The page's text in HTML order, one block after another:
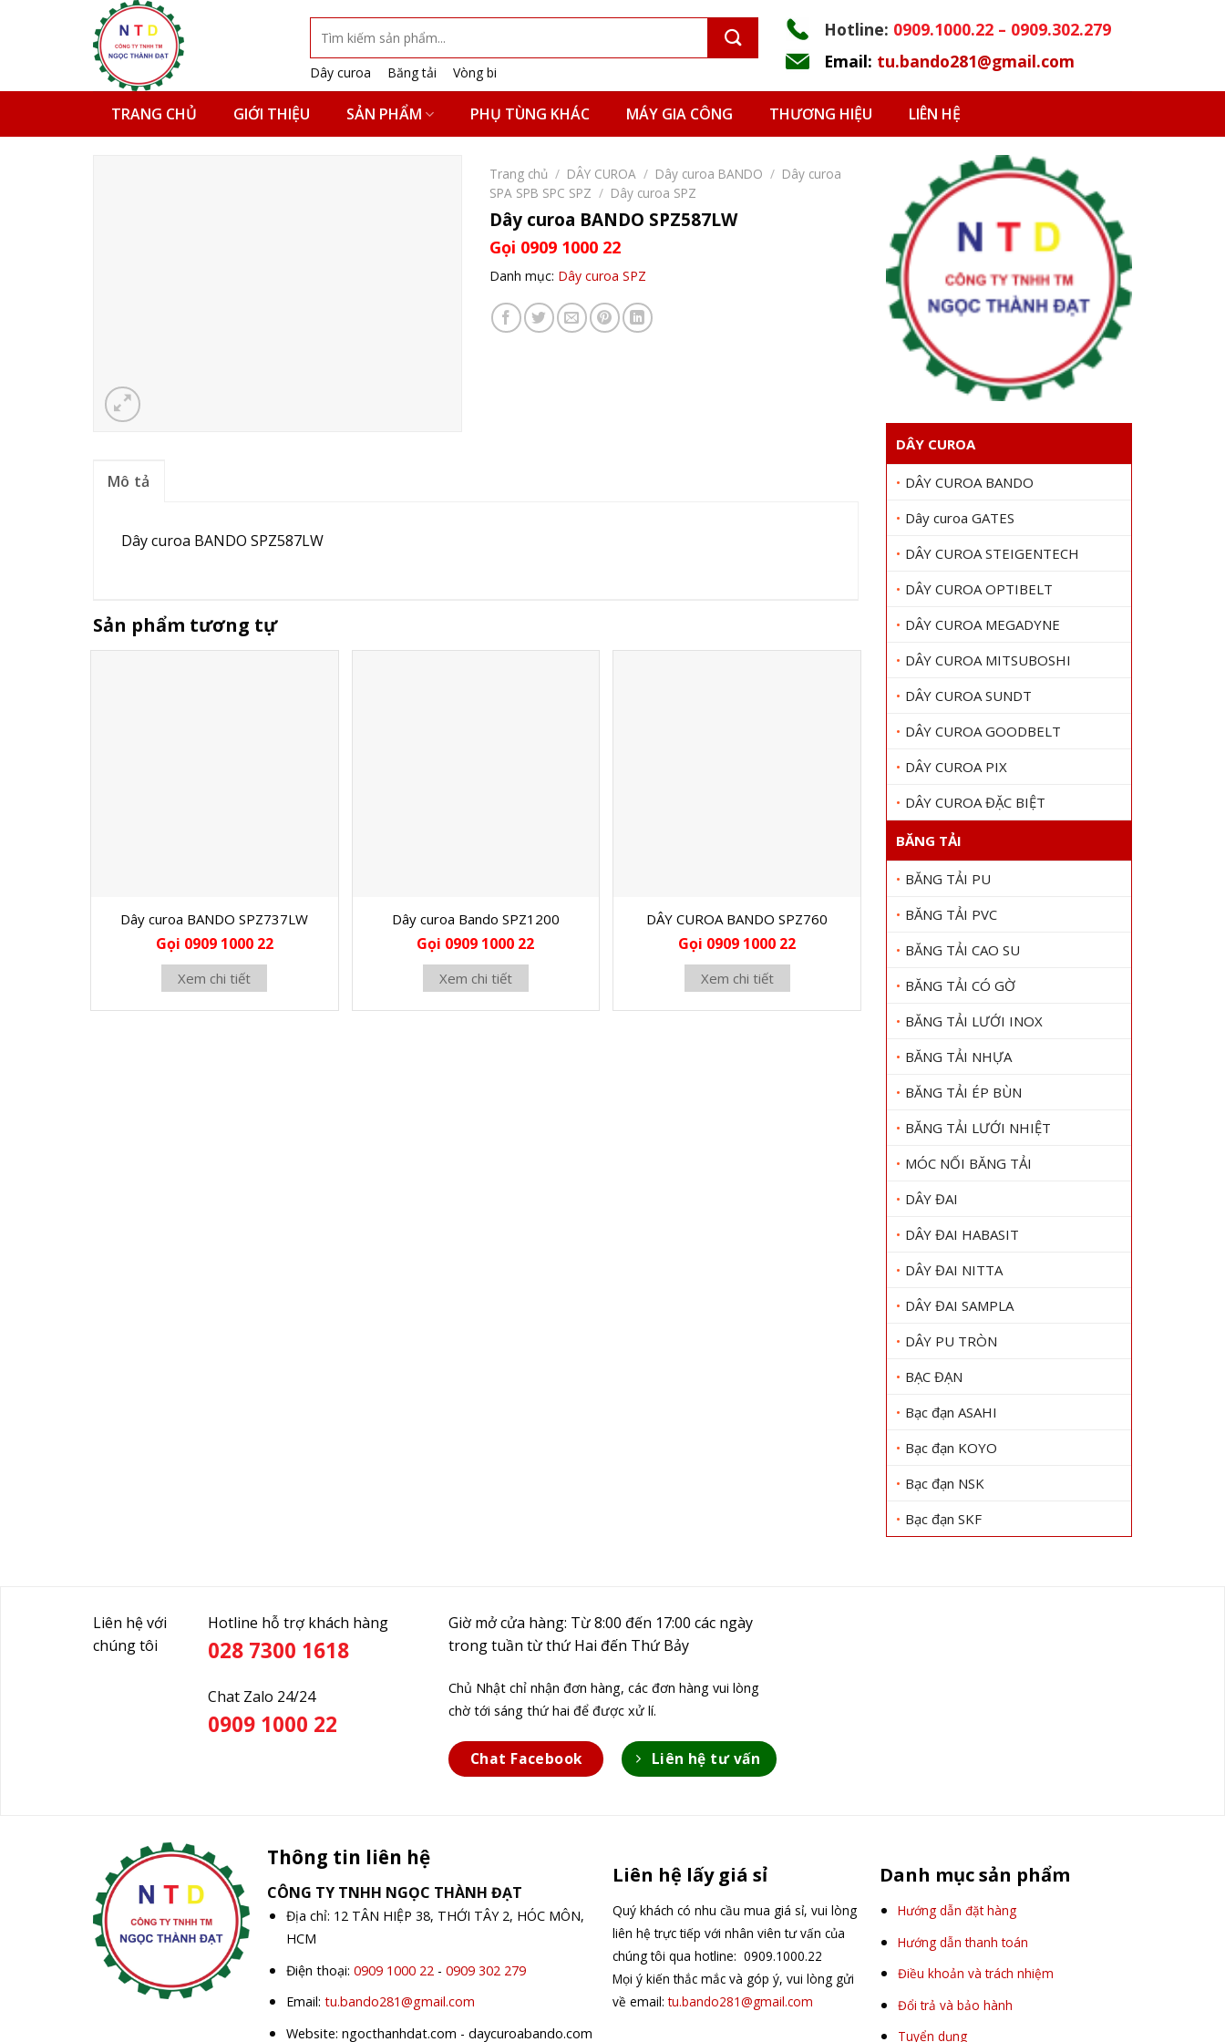
kiếm:
Dây curoa
Băng tải Vòng bi
Hotline: 0909.1000.22 – 0909.302.279
Email: tu.bando281@gmail.com
TRANG CHỦ GIỚI THIỆU SẢN PHẨM PHỤ TÙNG KHÁC MÁY GIA CÔNG THƯƠNG HIỆU LIÊN HỆ
DÂY CUROA
DÂY CUROA BANDO
Dây curoa GATES
DÂY CUROA STEIGENTECH
DÂY CUROA OPTIBELT
DÂY CUROA MEGADYNE
DÂY CUROA MITSUBOSHI
DÂY CUROA SUNDT
DÂY CUROA GOODBELT
DÂY CUROA PIX
DÂY CUROA ĐẶC BIỆT
BĂNG TẢI
BĂNG TẢI PU
BĂNG TẢI PVC
BĂNG TẢI CAO SU
BĂNG TẢI CÓ GỜ
BĂNG TẢI LƯỚI INOX
BĂNG TẢI NHỰA
BĂNG TẢI ÉP BÙN
BĂNG TẢI LƯỚI NHIỆT
MÓC NỐI BĂNG TẢI
DÂY ĐAI
DÂY ĐAI HABASIT
DÂY ĐAI NITTA
DÂY ĐAI SAMPLA
DÂY PU TRÒN
BẠC ĐẠN
Bạc đạn ASAHI
Bạc đạn KOYO
Bạc đạn NSK
Bạc đạn SKF
Trang chủ / DÂY CUROA / Dây curoa BANDO / Dây curoa
SPA SPB SPC SPZ / Dây curoa SPZ
Dây curoa BANDO SPZ587LW
Gọi 0909 1000 22
Danh mục: Dây curoa SPZ
Mô tả
Dây curoa BANDO SPZ587LW
Sản phẩm tương tự
Dây curoa BANDO SPZ737LW
Gọi 0909 1000 22
Xem chi tiết
Dây curoa Bando SPZ1200
Gọi 0909 1000 22
Xem chi tiết
DÂY CUROA BANDO SPZ760
Gọi 0909 1000 22
Xem chi tiết
DÂY CUROA BANDO SPZ2100
Gọi 0909 1000 22
Xem chi tiết
Liên hệ với
chúng tôi
Hotline hỗ trợ khách hàng
028 7300 1618
Chat Zalo 24/24
0909 1000 22
Giờ mở cửa hàng: Từ 8:00 đến 17:00 các ngày
trong tuần từ thứ Hai đến Thứ Bảy
Chủ Nhật chỉ nhận đơn hàng, các đơn hàng vui lòng
chờ tới sáng thứ hai để được xử lí.
Chat Facebook Liên hệ tư vấn
Thông tin liên hệ
CÔNG TY TNHH NGỌC THÀNH ĐẠT
Địa chỉ: 12 TÂN HIỆP 38, THỚI TÂY 2, HÓC MÔN,
HCM
Điện thoại:0909 1000 22 -0909 302 279
Email:tu.bando281@gmail.com
Website: ngocthanhdat.com - daycuroabando.com
Liên hệ lấy giá sỉ
Quý khách có nhu cầu mua giá sỉ, vui lòng
liên hệ trực tiếp với nhân viên tư vấn của
chúng tôi qua hotline: 0909.1000.22
Mọi ý kiến thắc mắc và góp ý, vui lòng gửi
về email:tu.bando281@gmail.com
Danh mục sản phẩm
Hướng dẫn đặt hàng
Hướng dẫn thanh toán
Điều khoản và trách nhiệm
Đổi trả và bảo hành
Tuyển dụng